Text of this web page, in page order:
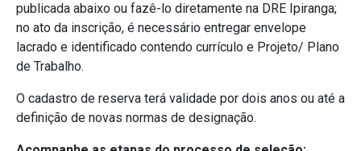
publicada abaixo ou fazê-lo diretamente na DRE Ipiranga;
no ato da inscrição, é necessário entregar envelope
lacrado e identificado contendo currículo e Projeto/ Plano
de Trabalho.
O cadastro de reserva terá validade por dois anos ou até a
definição de novas normas de designação.